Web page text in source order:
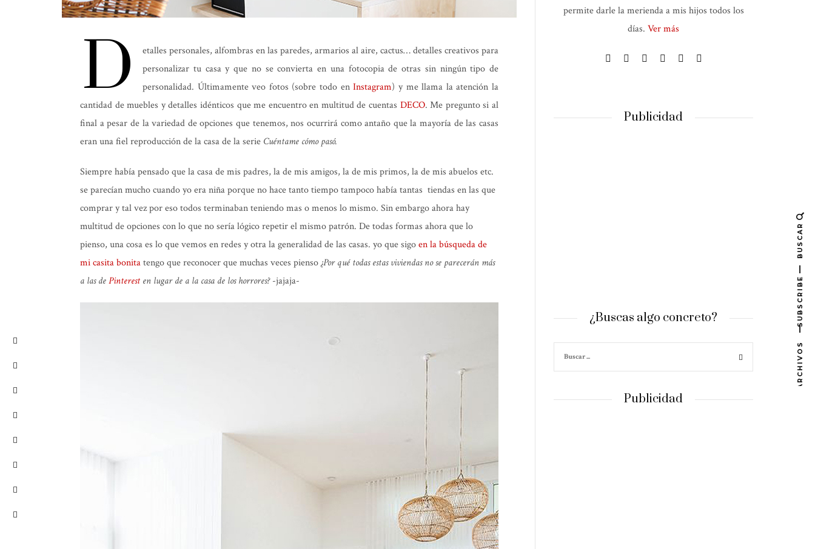
D
etalles personales, alfombras en las paredes, armarios al aire, cactus… detalles creativos para
personalizar tu casa y que no se convierta en una fotocopia de otras sin ningún tipo de
personalidad. Últimamente veo fotos (sobre todo enInstagram) y me llama la atención la
cantidad de muebles y detalles idénticos que me encuentro en multitud de cuentas DECO. Me pregunto si al
final a pesar de la variedad de opciones que tenemos, nos ocurrirá como antaño que la mayoría de las casas
eran una fiel reproducción de la casa de la serie Cuéntame cómo pasó.
Siempre había pensado que la casa de mis padres, la de mis amigos, la de mis primos, la de mis abuelos etc.
se parecían mucho cuando yo era niña porque no hace tanto tiempo tampoco había tantas tiendas en las que
comprar y tal vez por eso todos terminaban teniendo mas o menos lo mismo. Sin embargo ahora hay
multitud de opciones con lo que no sería lógico repetir el mismo patrón. De todas formas ahora que lo
pienso, una cosa es lo que vemos en redes y otra la generalidad de las casas. yo que sigoen la búsqueda de
mi casita bonitatengo que reconocer que muchas veces pienso¿Por qué todas estas viviendas no se parecerán más
a las dePinteresten lugar de a la casa de los horrores?-jajaja-
permite darle la merienda a mis hijos todos los
días. Ver más
Publicidad
¿Buscas algo concreto?
Publicidad
BUSCAR
SUBSCRIBE
ARCHIVOS